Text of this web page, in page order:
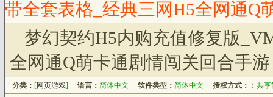
带全套表格_经典三网H5全网通Q
梦幻契约H5内购充值修复版
全网通Q萌卡通剧情闯关回合手游
分类： [网页游戏] 语言： 简体中文 软件类型： 简体中文 授权方式： ： 共享